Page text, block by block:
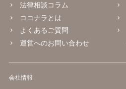
法律相談コラム
ココナラとは
よくあるご質問
運営へのお問い合わせ
会社情報